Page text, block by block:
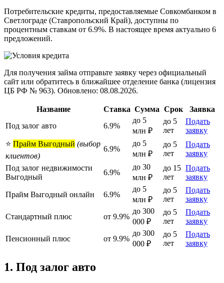
Потребительские кредиты, предоставляемые Совкомбанком в
Светлограде (Ставропольский Край), доступны по
процентным ставкам от 6.9%. В настоящее время актуально 6
предложений.
Для получения займа отправьте заявку через официальный
сайт или обратитесь в ближайшее отделение банка (лицензия
ЦБ РФ № 963). Обновлено: 08.08.2026.
Название Ставка Сумма Срок
Заявка
Под залог авто
6.9%
до 5
млн ₽
до 5
лет
Подать
заявку
⭐ Прайм Выгодный (выбор
клиентов)
6.9%
до 5
млн ₽
до 5
лет
Подать
заявку
Под залог недвижимости
Выгодный
6.9%
до 30
млн ₽
до 15
лет
Подать
заявку
Прайм Выгодный онлайн 6.9%
до 5
млн ₽
до 5
лет
Подать
заявку
Стандартный плюс от 9.9%
до 300
000 ₽
до 5
лет
Подать
заявку
Пенсионный плюс от 9.9%
до 300
000 ₽
до 5
лет
Подать
заявку
1. Под залог авто